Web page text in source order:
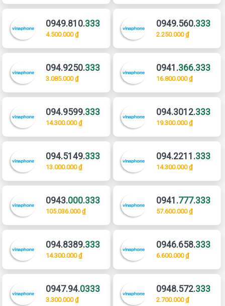
0949.810.333
4.500.000 ₫
0949.560.333
2.250.000 ₫
094.9250.333
3.085.000 ₫
0941.366.333
16.800.000 ₫
094.9599.333
14.300.000 ₫
094.3012.333
19.300.000 ₫
094.5149.333
13.000.000 ₫
094.2211.333
14.300.000 ₫
0943.000.333
105.036.000 ₫
0941.777.333
57.600.000 ₫
094.8389.333
14.300.000 ₫
0946.658.333
6.600.000 ₫
0947.94.0333
3.300.000 ₫
0948.572.333
2.700.000 ₫